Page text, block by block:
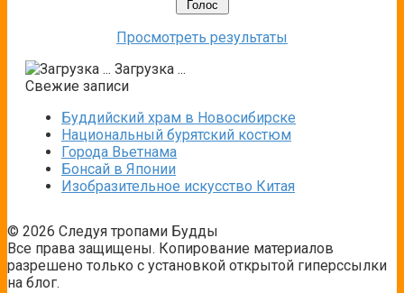
Просмотреть результаты
Загрузка ...
Свежие записи
Буддийский храм в Новосибирске
Национальный бурятский костюм
Города Вьетнама
Бонсай в Японии
Изобразительное искусство Китая
© 2026 Следуя тропами Будды
Все права защищены. Копирование материалов
разрешено только с установкой открытой гиперссылки
на блог.